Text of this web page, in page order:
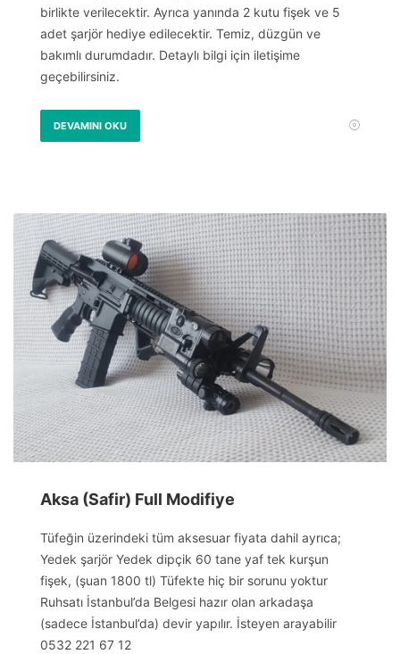
birlikte verilecektir. Ayrıca yanında 2 kutu fişek ve 5
adet şarjör hediye edilecektir. Temiz, düzgün ve
bakımlı durumdadır. Detaylı bilgi için iletişime
geçebilirsiniz.
DEVAMINI OKU
Aksa (Safir) Full Modifiye
Tüfeğin üzerindeki tüm aksesuar fiyata dahil ayrıca;
Yedek şarjör Yedek dipçik 60 tane yaf tek kurşun
fişek, (şuan 1800 tl) Tüfekte hiç bir sorunu yoktur
Ruhsatı İstanbul’da Belgesi hazır olan arkadaşa
(sadece İstanbul’da) devir yapılır. İsteyen arayabilir
0532 221 67 12